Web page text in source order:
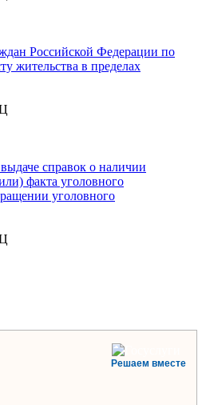
Российской Федерации по
жительства в пределах
справок о наличии
факта уголовного
уголовного
Решаем вместе